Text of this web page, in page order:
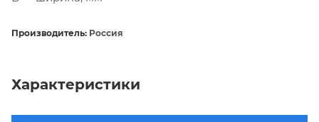
Производитель: Россия
Характеристики